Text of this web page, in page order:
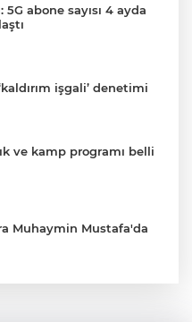
abone sayısı 4 ayda
işgali’ denetimi
ve kamp programı belli
Muhaymin Mustafa'da